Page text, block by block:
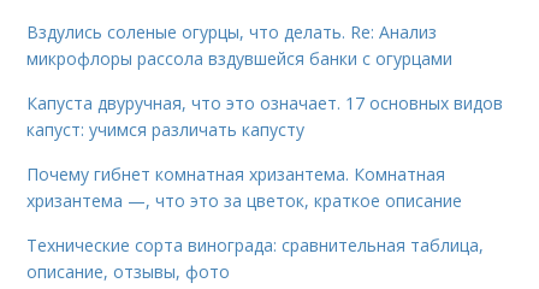
Вздулись соленые огурцы, что делать. Re: Анализ
микрофлоры рассола вздувшейся банки с огурцами
Капуста двуручная, что это означает. 17 основных видов
капуст: учимся различать капусту
Почему гибнет комнатная хризантема. Комнатная
хризантема —, что это за цветок, краткое описание
Технические сорта винограда: сравнительная таблица,
описание, отзывы, фото